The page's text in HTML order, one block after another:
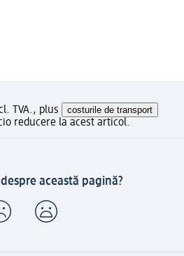
TVA., plus costurile de transport
reducere la acest articol.
această pagină?